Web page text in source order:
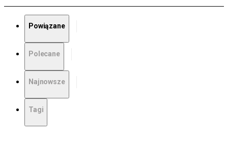
Powiązane
Polecane
Najnowsze
Tagi